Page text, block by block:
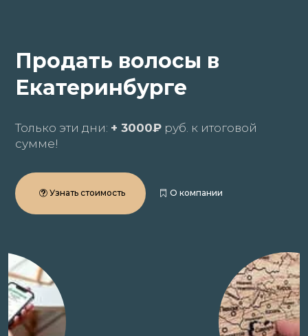
Продать волосы в
Екатеринбурге
Только эти дни: + 3000₽ руб. к итоговой
сумме!
Узнать стоимость О компании